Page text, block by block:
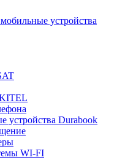
устройства
устройства Durabook
WI-FI